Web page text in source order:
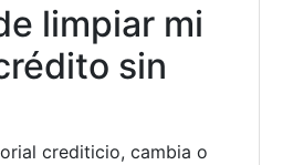
limpiar mi
sin
crediticio, cambia o